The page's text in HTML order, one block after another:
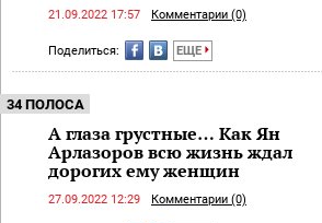
21.09.2022 17:57 Комментарии (0)
Поделиться: ЕЩЕ
34 ПОЛОСА
А глаза грустные… Как Ян
Арлазоров всю жизнь ждал
дорогих ему женщин
27.09.2022 12:29 Комментарии (0)